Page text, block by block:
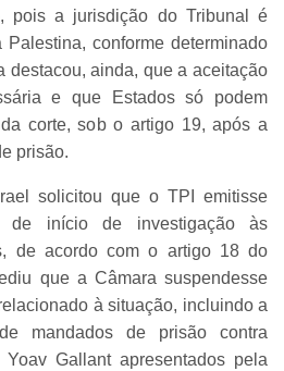
pois a jurisdição do Tribunal é
conforme determinado
destacou, ainda, que a aceitação
e que Estados só podem
corte, sob o artigo 19, após a
prisão.
solicitou que o TPI emitisse
de início de investigação às
de acordo com o artigo 18 do
que a Câmara suspendesse
à situação, incluindo a
mandados de prisão contra
Gallant apresentados pela